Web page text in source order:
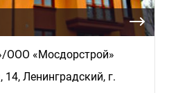
ООО «Мосдорстрой»
Ленинградский, г.